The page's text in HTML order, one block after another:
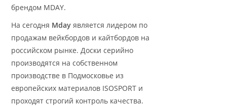
брендом MDAY.
На сегодня Mday является лидером по
продажам вейкбордов и кайтбордов на
российском рынке. Доски серийно
производятся на собственном
производстве в Подмосковье из
европейских материалов ISOSPORT и
проходят строгий контроль качества.